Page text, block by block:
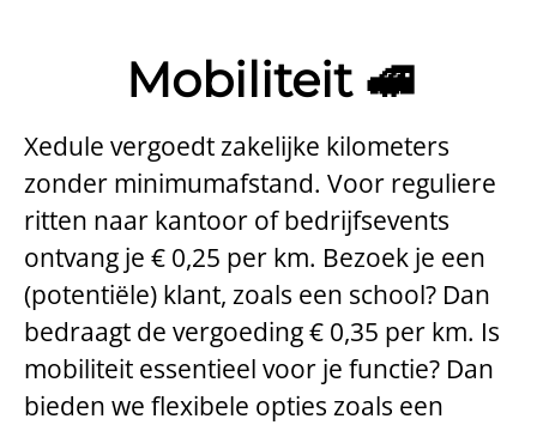
Mobiliteit 🚅
Xedule vergoedt zakelijke kilometers
zonder minimumafstand. Voor reguliere
ritten naar kantoor of bedrijfsevents
ontvang je € 0,25 per km. Bezoek je een
(potentiële) klant, zoals een school? Dan
bedraagt de vergoeding € 0,35 per km. Is
mobiliteit essentieel voor je functie? Dan
bieden we flexibele opties zoals een